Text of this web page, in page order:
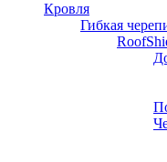
Кровля
Гибкая